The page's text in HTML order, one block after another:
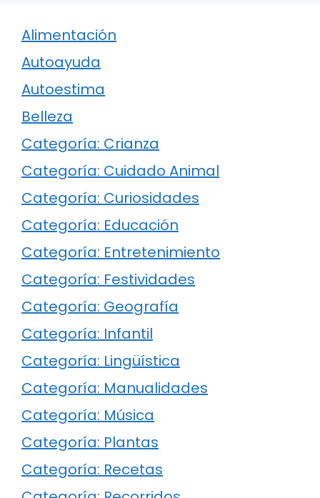
Alimentación
Autoayuda
Autoestima
Belleza
Categoría: Crianza
Categoría: Cuidado Animal
Categoría: Curiosidades
Categoría: Educación
Categoría: Entretenimiento
Categoría: Festividades
Categoría: Geografía
Categoría: Infantil
Categoría: Lingüística
Categoría: Manualidades
Categoría: Música
Categoría: Plantas
Categoría: Recetas